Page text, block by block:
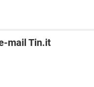
mail Tin.it